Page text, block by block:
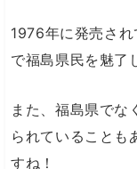
1976年に発売さ
で福島県民を魅了
また、福島県でな
られていることも
すね！